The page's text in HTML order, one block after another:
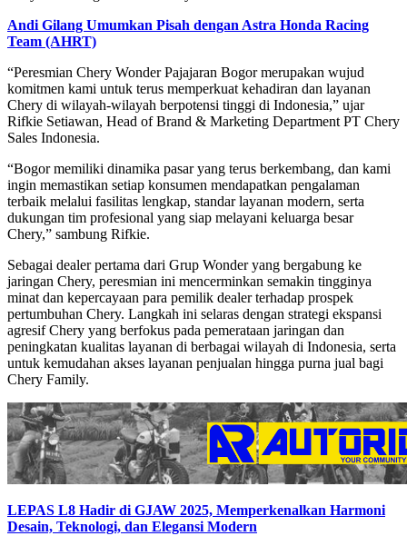
Andi Gilang Umumkan Pisah dengan Astra Honda Racing
Team (AHRT)
“Peresmian Chery Wonder Pajajaran Bogor merupakan wujud
komitmen kami untuk terus memperkuat kehadiran dan layanan
Chery di wilayah-wilayah berpotensi tinggi di Indonesia,” ujar
Rifkie Setiawan, Head of Brand & Marketing Department PT Chery
Sales Indonesia.
“Bogor memiliki dinamika pasar yang terus berkembang, dan kami
ingin memastikan setiap konsumen mendapatkan pengalaman
terbaik melalui fasilitas lengkap, standar layanan modern, serta
dukungan tim profesional yang siap melayani keluarga besar
Chery,” sambung Rifkie.
Sebagai dealer pertama dari Grup Wonder yang bergabung ke
jaringan Chery, peresmian ini mencerminkan semakin tingginya
minat dan kepercayaan para pemilik dealer terhadap prospek
pertumbuhan Chery. Langkah ini selaras dengan strategi ekspansi
agresif Chery yang berfokus pada pemerataan jaringan dan
peningkatan kualitas layanan di berbagai wilayah di Indonesia, serta
untuk kemudahan akses layanan penjualan hingga purna jual bagi
Chery Family.
LEPAS L8 Hadir di GJAW 2025, Memperkenalkan Harmoni
Desain, Teknologi, dan Elegansi Modern